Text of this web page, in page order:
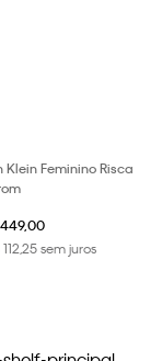
Klein Feminino Risca
449,00
11225sem juros